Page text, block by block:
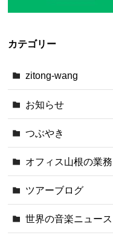
カテゴリー
zitong-wang
お知らせ
つぶやき
オフィス山根の業務
ツアーブログ
世界の音楽ニュース